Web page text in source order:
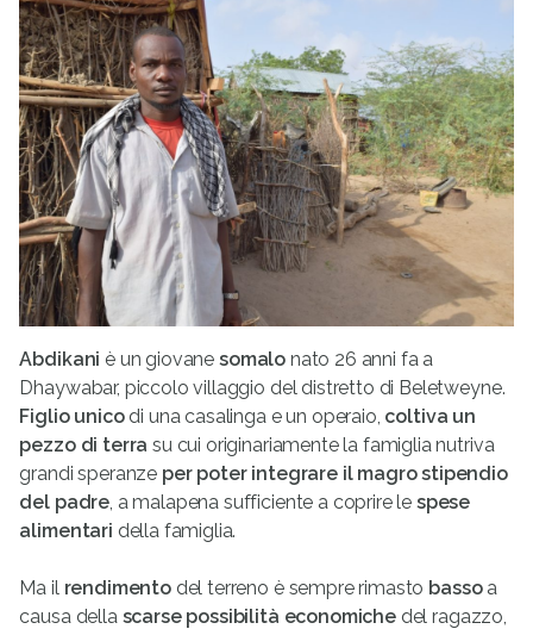
Abdikani è un giovane somalo nato 26 anni fa a
Dhaywabar, piccolo villaggio del distretto di Beletweyne.
Figlio unicodi una casalinga e un operaio, coltiva un
pezzo di terra su cui originariamente la famiglia nutriva
grandi speranze per poter integrare il magro stipendio
del padre, a malapena sufficiente a coprire le spese
alimentari della famiglia.
Ma ilrendimentodel terreno è sempre rimasto bassoa
causa della scarse possibilità economichedel ragazzo,